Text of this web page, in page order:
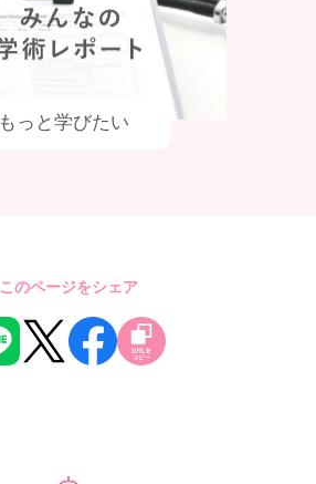
もっと学びたい
このページをシェア